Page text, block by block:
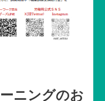
ニングのお